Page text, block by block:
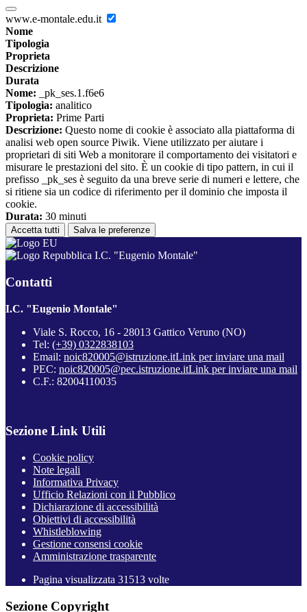
www.e-montale.edu.it
Nome
Tipologia
Proprieta
Descrizione
Durata
Nome: _pk_ses.1.f6e6
Tipologia: analitico
Proprieta: Prime Parti
Descrizione: Questo nome di cookie è associato alla piattaforma di
analisi web open source Piwik. Viene utilizzato per aiutare i
proprietari di siti Web a monitorare il comportamento dei visitatori e
misurare le prestazioni del sito. È un cookie di tipo pattern, in cui il
prefisso _pk_ses è seguito da una breve serie di numeri e lettere, che
si ritiene sia un codice di riferimento per il dominio che imposta il
cookie.
Durata: 30 minuti
Accetta tutti Salva le preferenze
I.C. "Eugenio Montale"
Contatti
I.C. "Eugenio Montale"
Viale S. Rocco, 16 - 28013 Gattico Veruno (NO)
Tel: (+39) 0322838103
Email: noic820005@istruzione.itLink per inviare una mail
PEC: noic820005@pec.istruzione.itLink per inviare una mail
C.F.: 82004110035
Sezione Link Utili
Cookie policy
Note legali
Informativa Privacy
Ufficio Relazioni con il Pubblico
Dichiarazione di accessibilità
Obiettivi di accessibilità
Whistleblowing
Gestione consensi cookie
Amministrazione trasparente
Pagina visualizzata 31513 volte
Sezione Copyright